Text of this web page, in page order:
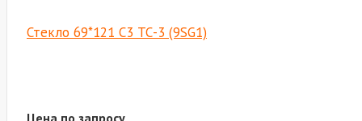
Стекло 69*121 С3 ТС-3 (9SG1)